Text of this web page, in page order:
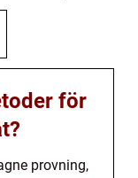
för
provning,